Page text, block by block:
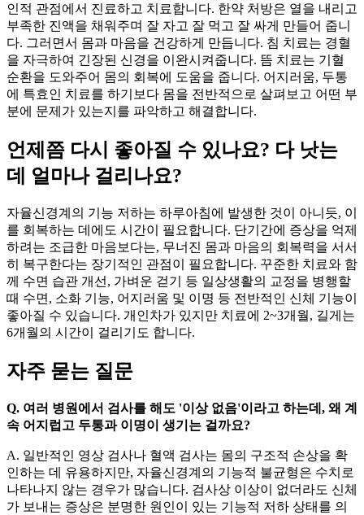
인적 관점에서 진료하고 치료합니다. 한약 처방은 열을 내리고
부족한 진액을 채워주며 잘 자고 잘 먹고 잘 싸게 만들어 줍니
다. 그러면서 몸과 마음을 건강하게 만듭니다. 침 치료는 경혈
을 자극하여 긴장된 신경을 이완시켜줍니다. 뜸 치료는 기혈
순환을 도와주어 몸의 회복에 도움을 줍니다. 어지러움, 두통
에 특효인 치료를 하기보다 몸을 전반적으로 살펴보고 어떤 부
분에 문제가 있는지를 파악하고 해결합니다.
언제쯤 다시 좋아질 수 있나요? 다 낫는
데 얼마나 걸리나요?
자율신경계의 기능 저하는 하루아침에 발생한 것이 아니듯, 이
를 회복하는 데에도 시간이 필요합니다. 단기간에 증상을 억제
하려는 조급한 마음보다는, 무너진 몸과 마음의 회복력을 서서
히 복구한다는 장기적인 관점이 필요합니다. 꾸준한 치료와 함
께 수면 습관 개선, 가벼운 걷기 등 일상생활의 교정을 병행할
때 수면, 소화 기능, 어지러움 및 이명 등 전반적인 신체 기능이
좋아질 수 있습니다. 개인차가 있지만 치료에 2~3개월, 길게는
6개월의 시간이 걸리기도 합니다.
자주 묻는 질문
Q. 여러 병원에서 검사를 해도 '이상 없음'이라고 하는데, 왜 계
속 어지럽고 두통과 이명이 생기는 걸까요?
A. 일반적인 영상 검사나 혈액 검사는 몸의 구조적 손상을 확
인하는 데 유용하지만, 자율신경계의 기능적 불균형은 수치로
나타나지 않는 경우가 많습니다. 검사상 이상이 없더라도 신체
가 보내는 증상은 분명한 원인이 있는 기능적 저하 상태를 의